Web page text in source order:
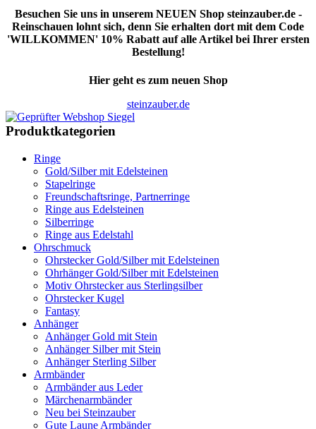
Besuchen Sie uns in unserem NEUEN Shop steinzauber.de -
Reinschauen lohnt sich, denn Sie erhalten dort mit dem Code
'WILLKOMMEN' 10% Rabatt auf alle Artikel bei Ihrer ersten
Bestellung!
Hier geht es zum neuen Shop
steinzauber.de
Produktkategorien
Ringe
Gold/Silber mit Edelsteinen
Stapelringe
Freundschaftsringe, Partnerringe
Ringe aus Edelsteinen
Silberringe
Ringe aus Edelstahl
Ohrschmuck
Ohrstecker Gold/Silber mit Edelsteinen
Ohrhänger Gold/Silber mit Edelsteinen
Motiv Ohrstecker aus Sterlingsilber
Ohrstecker Kugel
Fantasy
Anhänger
Anhänger Gold mit Stein
Anhänger Silber mit Stein
Anhänger Sterling Silber
Armbänder
Armbänder aus Leder
Märchenarmbänder
Neu bei Steinzauber
Gute Laune Armbänder